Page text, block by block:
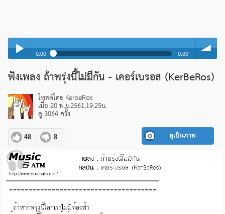
Play /
pause
0:00 0:00
volume
ถ้าพรุ่งนี้ไม่มีกัน - เคอร์เบรอส (KerBeRos)
ถ้าพรุ่งนี้ไม่มีกัน - เคอร์เบรอส (KerBeRos)
ฟังเพลง ถ้าพรุ่งนี้ไม่มีกัน - เคอร์เบรอส (KerBeRos)
โพสต์โดย KerbeRos
เมื่อ 20 พ.ย.2561,19:25น.
ดู 3064 ครั้ง
48 8 ดูเป็นภาพ